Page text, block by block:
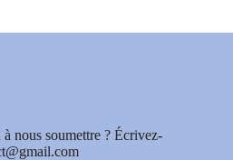
nous soumettre ? Écrivez-